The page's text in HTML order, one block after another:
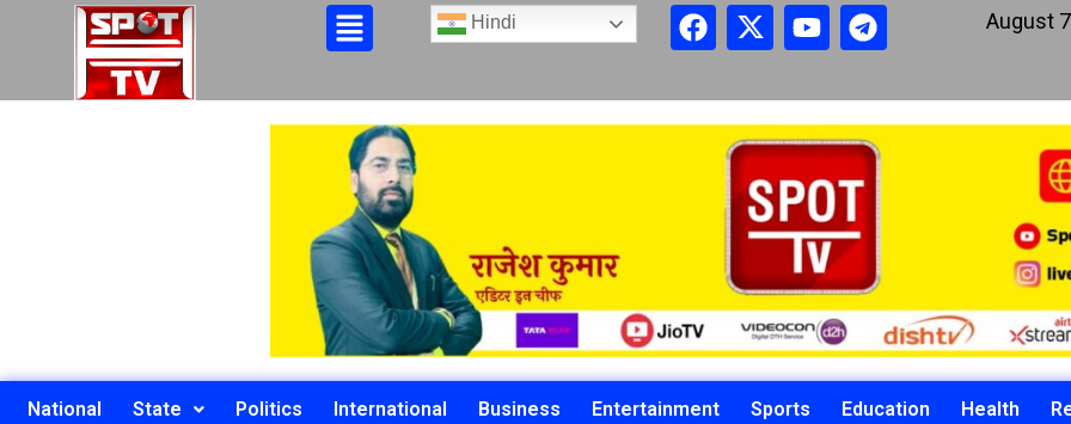
Hindi August
National State Politics International Business Entertainment Sports Education Health